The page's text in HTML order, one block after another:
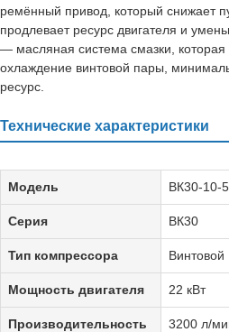
ремённый привод, который снижает
продлевает ресурс двигателя и
— масляная система смазки,
охлаждение винтовой пары,
ресурс.
Технические характеристики
Модель ВК30-10-
Серия ВК30
Тип компрессора Винтовой
Мощность двигателя 22 кВт
Производительность 3200 л/